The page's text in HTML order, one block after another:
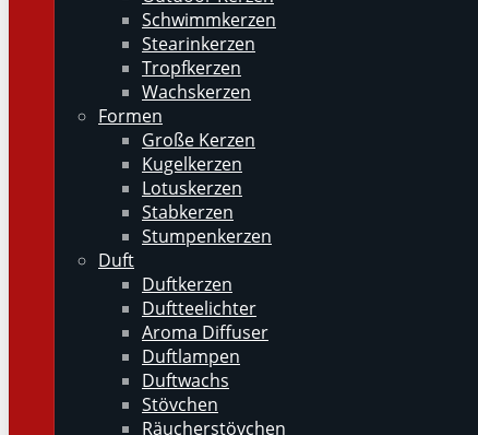
Schwimmkerzen
Stearinkerzen
Tropfkerzen
Wachskerzen
Formen
Große Kerzen
Kugelkerzen
Lotuskerzen
Stabkerzen
Stumpenkerzen
Duft
Duftkerzen
Duftteelichter
Aroma Diffuser
Duftlampen
Duftwachs
Stövchen
Räucherstövchen